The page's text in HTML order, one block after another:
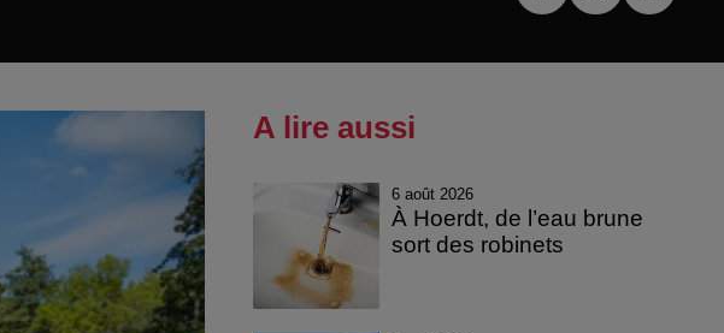
A lire aussi
6 août 2026
À Hoerdt, de l’eau brune
sort des robinets